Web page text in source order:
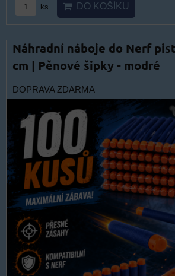
ks DO KOŠÍKU
Náhradní náboje do Nerf
cm | Pěnové šipky - modré
DOPRAVA ZDARMA